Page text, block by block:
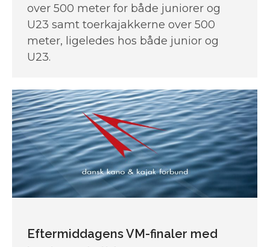
over 500 meter for både juniorer og
U23 samt toerkajakkerne over 500
meter, ligeledes hos både junior og
U23.
Eftermiddagens VM-finaler med